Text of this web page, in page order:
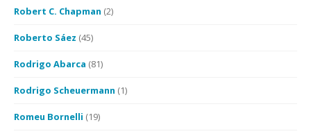
Robert C. Chapman (2)
Roberto Sáez (45)
Rodrigo Abarca (81)
Rodrigo Scheuermann (1)
Romeu Bornelli (19)